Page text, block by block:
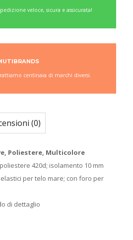
veloce, sicura e assicurata!
centinaia di marchi diversi.
(0)
Poliestere, Multicolore
420d; isolamento 10 mm
per telo mare; con foro per
di dettaglio